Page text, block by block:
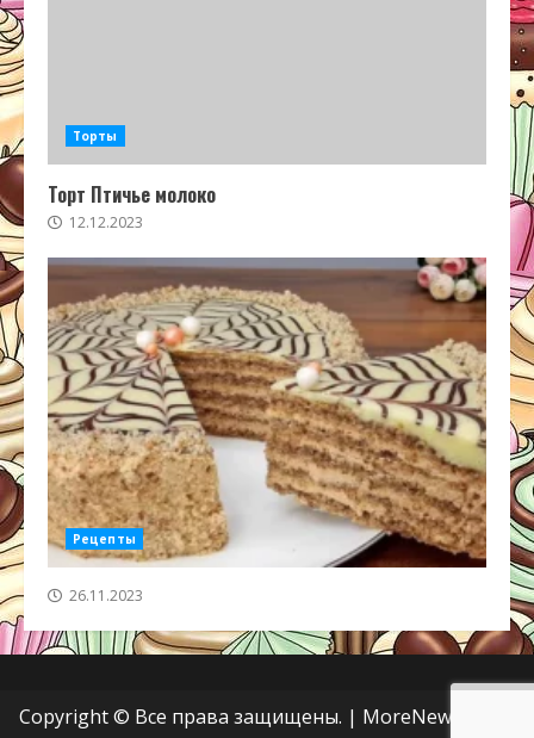
Торты
Торт Птичье молоко
12.12.2023
Рецепты
26.11.2023
Copyright © Все права защищены. | MoreNews